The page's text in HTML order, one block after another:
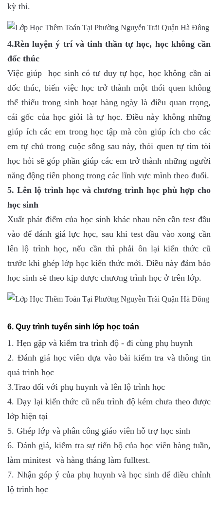
kỳ thi.
4.Rèn luyện ý trí và tinh thần tự học, học không cần
đốc thúc
Việc giúp học sinh có tư duy tự học, học không cần ai
đốc thúc, biến việc học trở thành một thói quen không
thể thiếu trong sinh hoạt hàng ngày là điều quan trọng,
cái gốc của học giỏi là tự học. Điều này không những
giúp ích các em trong học tập mà còn giúp ích cho các
em tự chủ trong cuộc sống sau này, thói quen tự tìm tòi
học hỏi sẽ góp phần giúp các em trở thành những người
năng động tiên phong trong các lĩnh vực mình theo đuổi.
5. Lên lộ trình học và chương trình học phù hợp cho
học sinh
Xuất phát điểm của học sinh khác nhau nên cần test đầu
vào để đánh giá lực học, sau khi test đầu vào xong cần
lên lộ trình học, nếu cần thì phải ôn lại kiến thức cũ
trước khi ghép lớp học kiến thức mới. Điều này đảm bảo
học sinh sẽ theo kịp được chương trình học ở trên lớp.
6. Quy trình tuyển sinh lớp học toán
1. Hẹn gặp và kiểm tra trình độ - đi cùng phụ huynh
2. Đánh giá học viên dựa vào bài kiểm tra và thông tin
quá trình học
3.Trao đổi với phụ huynh và lên lộ trình học
4. Dạy lại kiến thức cũ nếu trình độ kém chưa theo được
lớp hiện tại
5. Ghép lớp và phân công giáo viên hỗ trợ học sinh
6. Đánh giá, kiểm tra sự tiến bộ của học viên hàng tuần,
làm minitest và hàng tháng làm fulltest.
7. Nhận góp ý của phụ huynh và học sinh để điều chỉnh
lộ trình học